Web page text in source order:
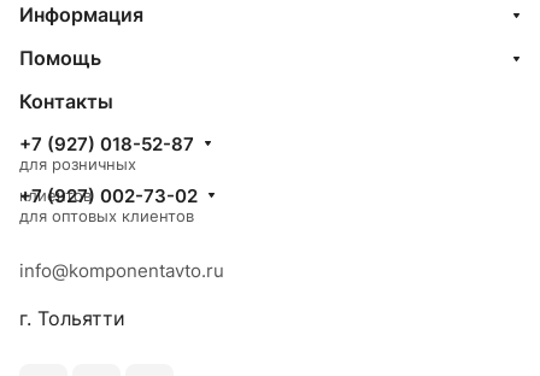
Информация
Помощь
Контакты
+7 (927) 018-52-87
для розничных
клиентов
+7 (927) 002-73-02
для оптовых клиентов
info@komponentavto.ru
г. Тольятти